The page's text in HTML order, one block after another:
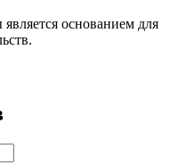
основанием для